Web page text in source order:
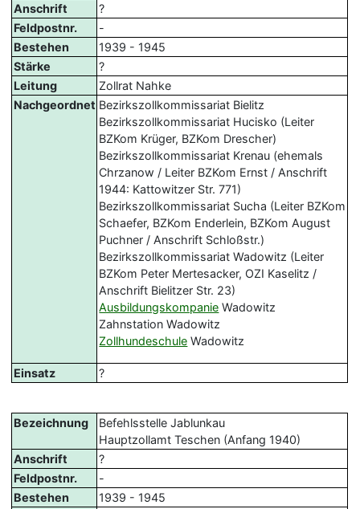
Anschrift
?
Feldpostnr.
-
Bestehen
1939 - 1945
Stärke
?
Leitung
Zollrat Nahke
Nachgeordnet Bezirkszollkommissariat Bielitz
Bezirkszollkommissariat Hucisko (Leiter
BZKom Krüger, BZKom Drescher)
Bezirkszollkommissariat Krenau (ehemals
Chrzanow / Leiter BZKom Ernst / Anschrift
1944: Kattowitzer Str. 771)
Bezirkszollkommissariat Sucha (Leiter BZKom
Schaefer, BZKom Enderlein, BZKom August
Puchner / Anschrift Schloßstr.)
Bezirkszollkommissariat Wadowitz (Leiter
BZKom Peter Mertesacker, OZI Kaselitz /
Anschrift Bielitzer Str. 23)
Ausbildungskompanie Wadowitz
Zahnstation Wadowitz
Zollhundeschule Wadowitz
Einsatz ?
Bezeichnung
Befehlsstelle Jablunkau
Hauptzollamt Teschen (Anfang 1940)
Anschrift
?
Feldpostnr.
-
Bestehen
1939 - 1945